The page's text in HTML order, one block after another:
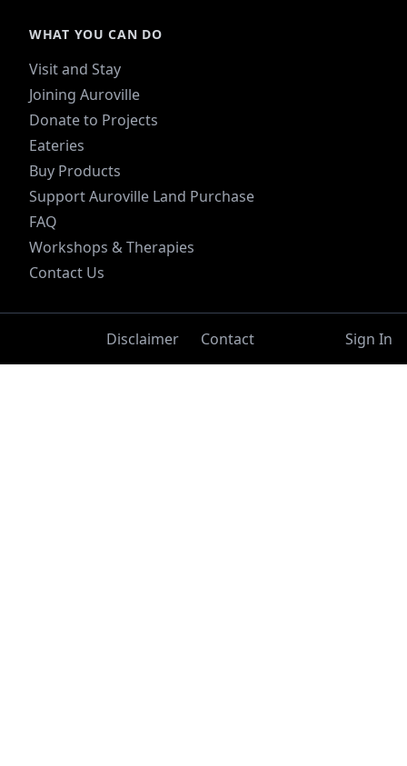
WHAT YOU CAN DO
Visit and Stay
Joining Auroville
Donate to Projects
Eateries
Buy Products
Support Auroville Land Purchase
FAQ
Workshops & Therapies
Contact Us
Disclaimer Contact Sign In